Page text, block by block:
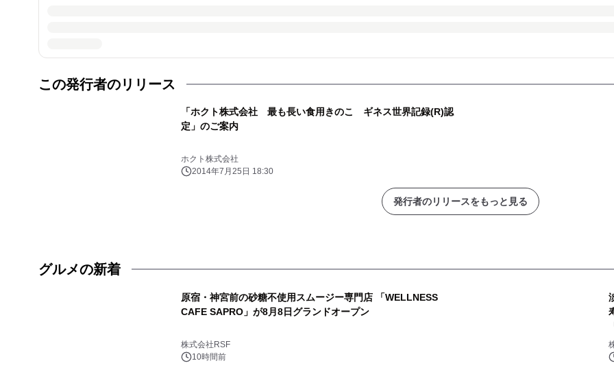
この発行者のリリース
「ホクト株式会社 最も長い食用きのこ ギネス世界記録(R)認
定」のご案内
ホクト株式会社
2014年7月25日 18:30
発行者のリリースをもっと見る
グルメの新着
原宿・神宮前の砂糖不使用スムージー専門店 「WELLNESS
CAFE SAPRO」が8月8日グランドオープン
株式会社RSF
10時間前